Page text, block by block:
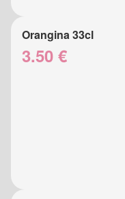
Orangina 33cl
3.50 €